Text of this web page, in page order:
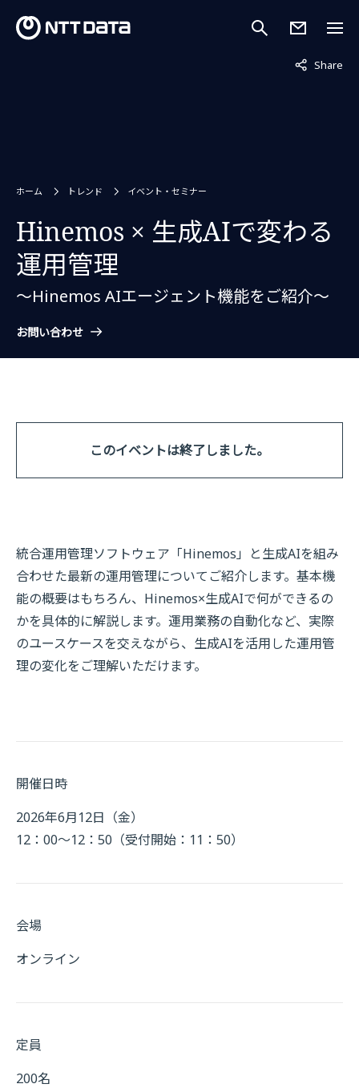
Share
非表示中
ホーム トレンド イベント・セミナー
Hinemos × 生成AIで変わる
運用管理
～Hinemos AIエージェント機能をご紹介～
お問い合わせ
このイベントは終了しました。
統合運用管理ソフトウェア「Hinemos」と生成AIを組み
合わせた最新の運用管理についてご紹介します。基本機
能の概要はもちろん、Hinemos×生成AIで何ができるの
かを具体的に解説します。運用業務の自動化など、実際
のユースケースを交えながら、生成AIを活用した運用管
理の変化をご理解いただけます。
開催日時
2026年6月12日（金）
12：00～12：50（受付開始：11：50）
会場
オンライン
定員
200名